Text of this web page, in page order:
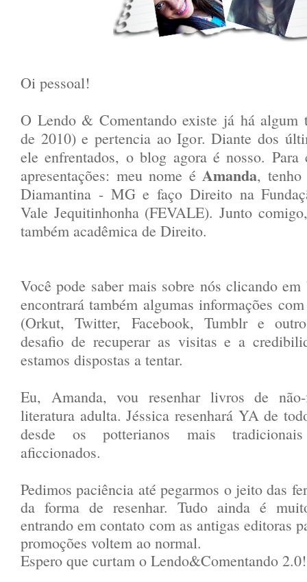
Oi pessoal!
O Lendo & Comentando existe já há algum
de 2010) e pertencia ao Igor. Diante dos
ele enfrentados, o blog agora é nosso. Para
apresentações: meu nome éAmanda, tenho
Diamantina - MG e faço Direito na
Vale Jequitinhonha (FEVALE). Junto
também acadêmica de Direito.
Você pode saber mais sobre nós clicando
encontrará também algumas informações
(Orkut, Twitter, Facebook, Tumblr e
desafio de recuperar as visitas e a
estamos dispostas a tentar.
Eu, Amanda, vou resenhar livros de
literatura adulta. Jéssica resenhará YA de
desde os potterianos mais
aficcionados.
Pedimos paciência até pegarmos o jeito das
da forma de resenhar. Tudo ainda é
entrando em contato com as antigas editoras
promoções voltem ao normal.
Espero que curtam o Lendo&Comentando 2.0!